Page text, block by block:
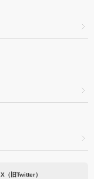
X（旧Twitter）